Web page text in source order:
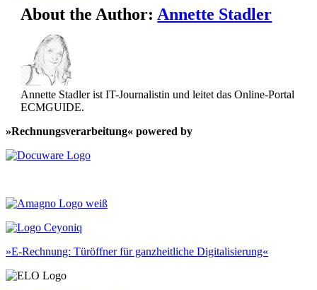
About the Author: Annette Stadler
Annette Stadler ist IT-Journalistin und leitet das Online-Portal
ECMGUIDE.
»Rechnungsverarbeitung« powered by
»E-Rechnung: Türöffner für ganzheitliche Digitalisierung«